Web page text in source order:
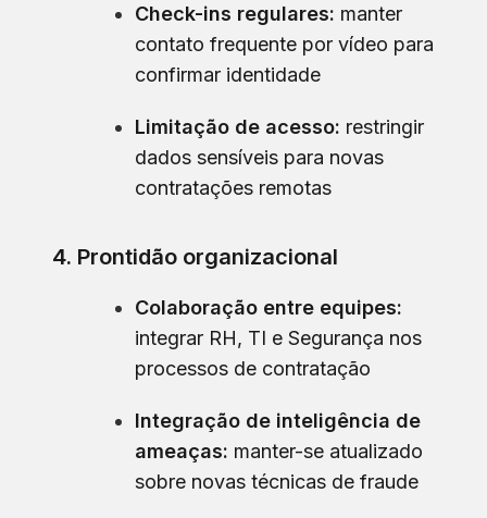
Check-ins regulares: manter
contato frequente por vídeo para
confirmar identidade
Limitação de acesso: restringir
dados sensíveis para novas
contratações remotas
4. Prontidão organizacional
Colaboração entre equipes:
integrar RH, TI e Segurança nos
processos de contratação
Integração de inteligência de
ameaças: manter-se atualizado
sobre novas técnicas de fraude